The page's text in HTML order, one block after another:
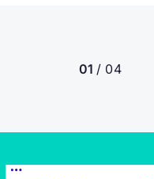
01 / 04